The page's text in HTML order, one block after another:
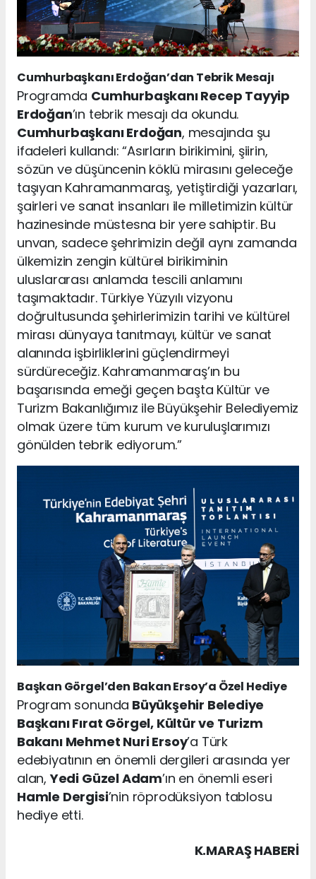
Cumhurbaşkanı Erdoğan’dan Tebrik Mesajı
Programda Cumhurbaşkanı Recep Tayyip
Erdoğan’ın tebrik mesajı da okundu.
Cumhurbaşkanı Erdoğan, mesajında şu
ifadeleri kullandı: “Asırların birikimini, şiirin,
sözün ve düşüncenin köklü mirasını geleceğe
taşıyan Kahramanmaraş, yetiştirdiği yazarları,
şairleri ve sanat insanları ile milletimizin kültür
hazinesinde müstesna bir yere sahiptir. Bu
unvan, sadece şehrimizin değil aynı zamanda
ülkemizin zengin kültürel birikiminin
uluslararası anlamda tescili anlamını
taşımaktadır. Türkiye Yüzyılı vizyonu
doğrultusunda şehirlerimizin tarihi ve kültürel
mirası dünyaya tanıtmayı, kültür ve sanat
alanında işbirliklerini güçlendirmeyi
sürdüreceğiz. Kahramanmaraş’ın bu
başarısında emeği geçen başta Kültür ve
Turizm Bakanlığımız ile Büyükşehir Belediyemiz
olmak üzere tüm kurum ve kuruluşlarımızı
gönülden tebrik ediyorum.”
Başkan Görgel’den Bakan Ersoy’a Özel Hediye
Program sonunda Büyükşehir Belediye
Başkanı Fırat Görgel, Kültür ve Turizm
Bakanı Mehmet Nuri Ersoy’a Türk
edebiyatının en önemli dergileri arasında yer
alan,Yedi Güzel Adam’ın en önemli eseri
Hamle Dergisi’nin röprodüksiyon tablosu
hediye etti.
K.MARAŞ HABERİ